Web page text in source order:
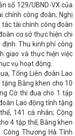
truyền thống
vực Bắc Trung
máy các cơ
Đảng bộ, Chính
về chuyển đổi số
phục vụ Nhân
CẢI CÁCH
Công Thương
Việt Nam
kế hoạch năm
lĩnh vực
Hội
tướng yêu cầu
kỹ thuật an
động VLNCN
Lãnh đạo sở
số 129/UBND-VX của
chính công đoàn; Nghị
tài chính công đoàn
cơ sở thực hiện chi
Thu kinh phí công
giao và thực hiện việc
vụ hoạt động.
Tổng Liên đoàn Lao
Bằng khen cho 10
Cờ thi đua cho 1 tập
Lao động tỉnh tặng
141 cá nhân; Công
4 tập thể, Bằng khen
Thương Hà Tĩnh